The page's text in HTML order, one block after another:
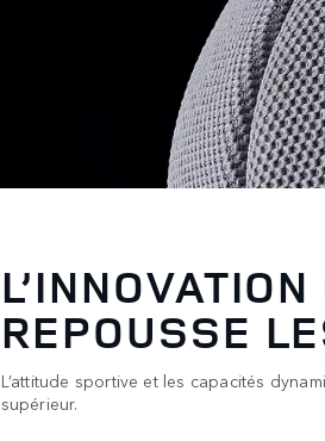
L’INNOVATION
REPOUSSE
L’attitude sportive et les capacités
supérieur.